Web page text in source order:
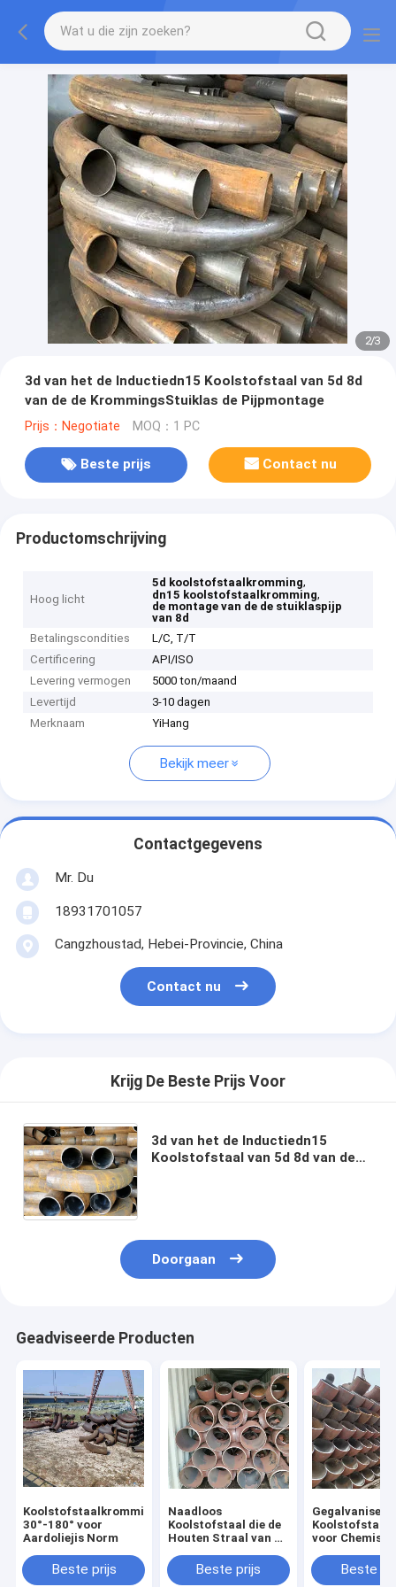
2/3
3d van het de Inductiedn15 Koolstofstaal van 5d 8d
van de de KrommingsStuiklas de Pijpmontage
Prijs：Negotiate MOQ：1 PC
Beste prijs Contact nu
Productomschrijving
Hoog licht
5d koolstofstaalkromming,
dn15 koolstofstaalkromming,
de montage van de de stuiklaspijp
van 8d
Betalingscondities
L/C, T/T
Certificering
API/ISO
Levering vermogen
5000 ton/maand
Levertijd
3-10 dagen
Merknaam
YiHang
Bekijk meer
Contactgegevens
Mr. Du
18931701057
Cangzhoustad, Hebei-Provincie, China
Contact nu
Krijg De Beste Prijs Voor
3d van het de Inductiedn15
Koolstofstaal van 5d 8d van de
Doorgaan
Geadviseerde Producten
Koolstofstaalkromming
30°-180° voor
Aardoliejis Norm
Beste prijs
Naadloos
Koolstofstaal die de
Houten Straal van de
Kromming buigen
Beste prijs
voor
2mm50mm
Beste